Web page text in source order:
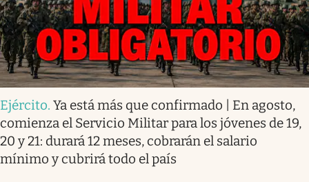
Ejército. Ya está más que confirmado | En agosto,
comienza el Servicio Militar para los jóvenes de 19,
20 y 21: durará 12 meses, cobrarán el salario
mínimo y cubrirá todo el país